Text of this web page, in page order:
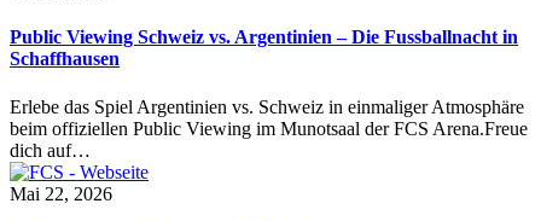
Public Viewing Schweiz vs. Argentinien – Die Fussballnacht in
Schaffhausen
Erlebe das Spiel Argentinien vs. Schweiz in einmaliger Atmosphäre
beim offiziellen Public Viewing im Munotsaal der FCS Arena.Freue
dich auf…
Mai 22, 2026